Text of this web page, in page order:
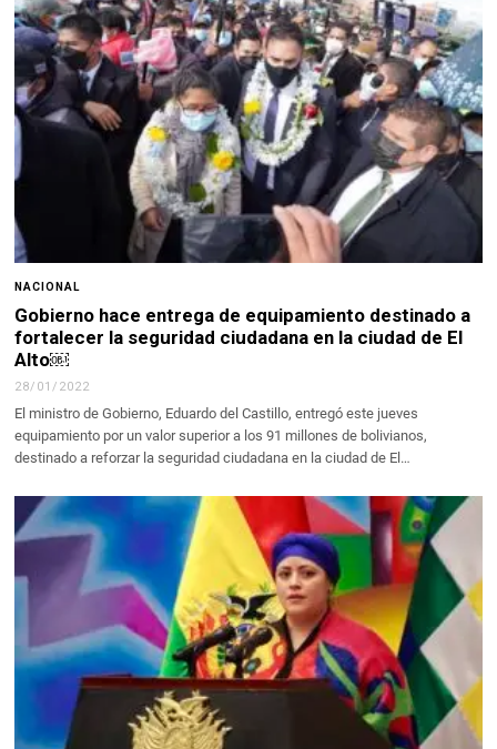
NACIONAL
Gobierno hace entrega de equipamiento destinado a
fortalecer la seguridad ciudadana en la ciudad de El
Alto￼
28/01/2022
El ministro de Gobierno, Eduardo del Castillo, entregó este jueves
equipamiento por un valor superior a los 91 millones de bolivianos,
destinado a reforzar la seguridad ciudadana en la ciudad de El…